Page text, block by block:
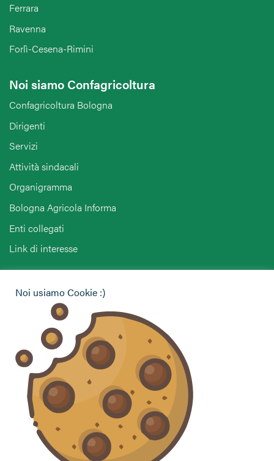
Ferrara
Ravenna
Forlì-Cesena-Rimini
Noi siamo Confagricoltura
Confagricoltura Bologna
Dirigenti
Servizi
Attività sindacali
Organigramma
Bologna Agricola Informa
Enti collegati
Link di interesse
Vuoi contattarci per ricevere assistenza, lasciare un
commento o chiedere informazioni?
CONTATTACI
Seguici sui social
Noi usiamo Cookie :)